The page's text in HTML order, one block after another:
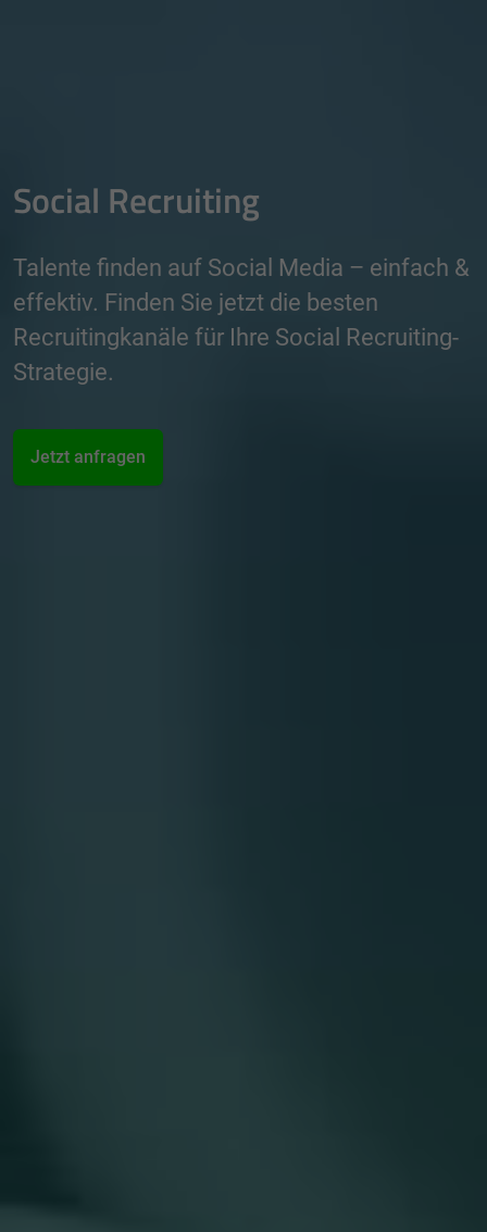
Social Recruiting
Talente finden auf Social Media – einfach &
effektiv. Finden Sie jetzt die besten
Recruitingkanäle für Ihre Social Recruiting-
Strategie.
Jetzt anfragen